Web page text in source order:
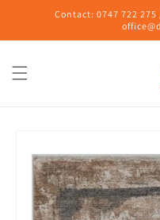
Salt laContact: 0747 722
despre
produs